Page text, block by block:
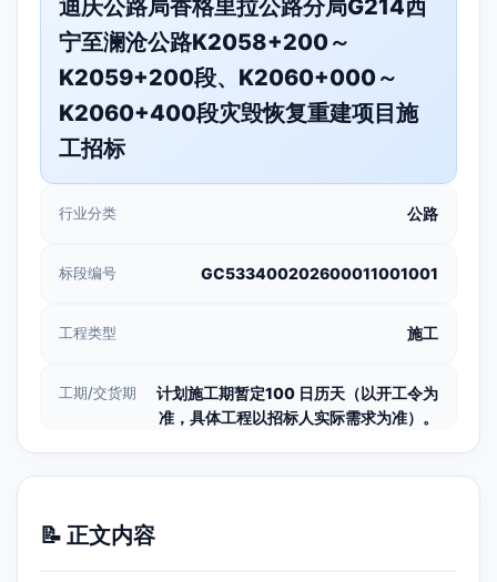
迪庆公路局香格里拉公路分局G214西
宁至澜沧公路K2058+200～
K2059+200段、K2060+000～
K2060+400段灾毁恢复重建项目施
工招标
行业分类 公路
标段编号 GC533400202600011001001
工程类型 施工
工期/交货期
计划施工期暂定100 日历天（以开工令为
准，具体工程以招标人实际需求为准）。
📝 正文内容